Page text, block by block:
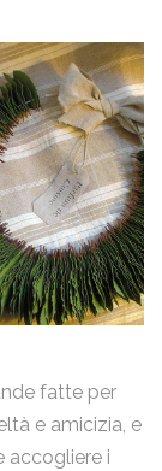
fatte per
e amicizia, e
accogliere i
dei